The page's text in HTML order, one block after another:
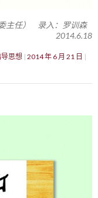
主任） 录入：罗训森
2014.6.18
思想 2014 年 6 月 21 日